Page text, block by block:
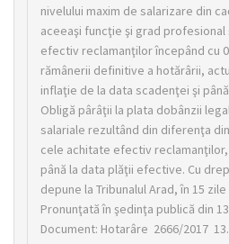
nivelului maxim de salarizare din
aceeaşi funcţie şi grad profesional
efectiv reclamanţilor începând cu
rămânerii definitive a hotărârii,
inflaţie de la data scadenţei şi
Obligă pârâţii la plata dobânzii
salariale rezultând din diferenţa
cele achitate efectiv
până la data plăţii efective. Cu
depune la Tribunalul Arad, în 15
Pronunţată în şedinţa publică din
Document: Hotarâre 2666/2017